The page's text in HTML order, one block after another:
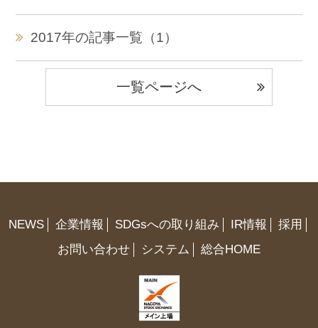
2017年の記事一覧（1）
一覧ページへ
NEWS 企業情報 SDGsへの取り組み IR情報
採用
お問い合わせ
システム 総合HOME